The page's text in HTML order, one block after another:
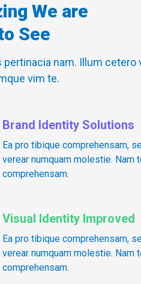
We are
See
nam. Illum cetero
vim te.
Brand Identity Solutions
Ea pro tibique comprehensam,
verear numquam molestie. Nam
comprehensam.
Visual Identity Improved
Ea pro tibique comprehensam,
verear numquam molestie. Nam
comprehensam.